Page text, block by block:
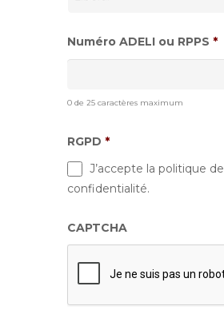
Numéro ADELI ou RPPS *
0 de 25 caractères maximum
RGPD *
J’accepte la politique de
confidentialité.
CAPTCHA